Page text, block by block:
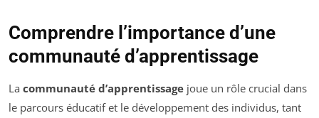
Comprendre l’importance d’une
communauté d’apprentissage
La communauté d’apprentissage joue un rôle crucial dans
le parcours éducatif et le développement des individus, tant